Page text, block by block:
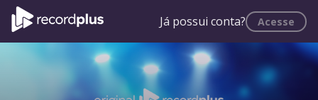
Já possui conta? Acesse